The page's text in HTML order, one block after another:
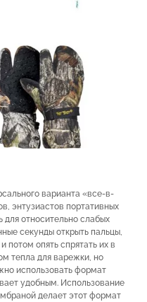
варианта «все-в-
энтузиастов портативных
относительно слабых
секунды открыть пальцы,
потом опять спрятать их в
тепла для варежки, но
использовать формат
удобным. Использование
делает этот формат